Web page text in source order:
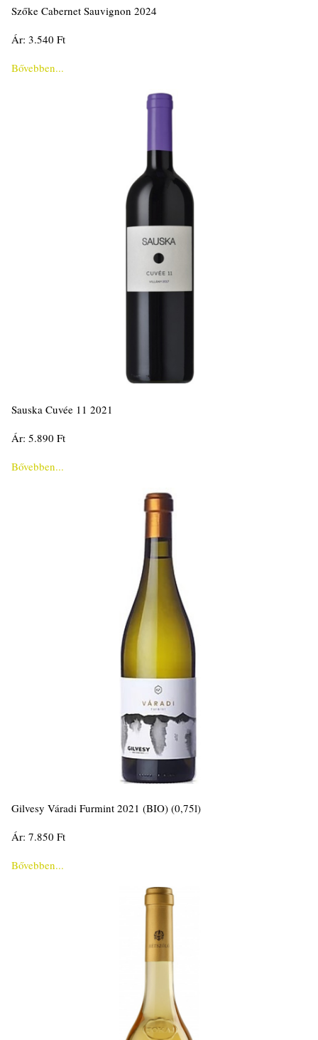
Szőke Cabernet Sauvignon 2024
Ár: 3.540 Ft
Bővebben...
Sauska Cuvée 11 2021
Ár: 5.890 Ft
Bővebben...
Gilvesy Váradi Furmint 2021 (BIO) (0,75l)
Ár: 7.850 Ft
Bővebben...